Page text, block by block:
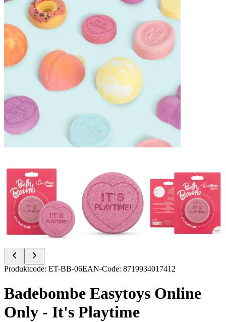
Item
of
Produktcode: ET-BB-06EAN-Code: 8719934017412
Badebombe Easytoys Online
Only - It's Playtime